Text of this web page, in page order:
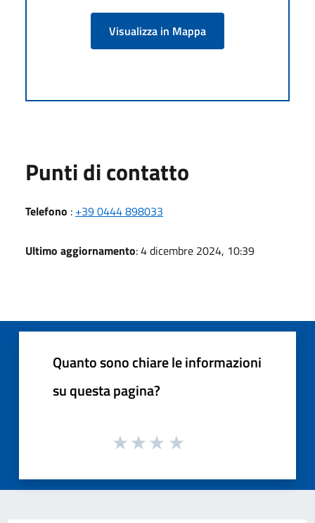
Visualizza in Mappa
Punti di contatto
Telefono : +39 0444 898033
Ultimo aggiornamento: 4 dicembre 2024, 10:39
Quanto sono chiare le informazioni
su questa pagina?